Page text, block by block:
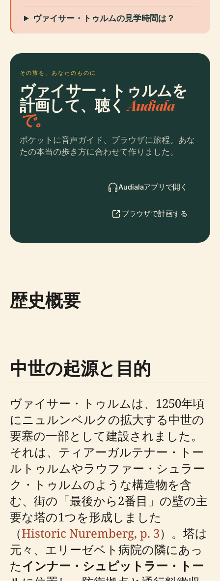
ヴァイサー・トゥルムの見学時間は？
その旅を、あなたのものに
ヴァイサー・トゥルムを
計画して、聴くAudiala
で。
ポケットに音声ガイド、ブラウザに旅程。あな
たの本当の歩き方に合わせて作りました。
Audialaアプリで開く
ブラウザで計画する
歴史概要
中世の起源と目的
ヴァイサー・トゥルムは、1250年頃
にニュルンベルクの拡大する中世の
要塞の一部として建設されました。
それは、ティアーガルテナー・トー
ルトゥルムやラウファー・シュラー
ク・トゥルムのような構造物を含
む、街の「最後から2番目」の壁の主
要な塔の1つを形成しました
（Historic Nuremberg, p. 3）。塔は
元々、エリーゼベト病院の隣にあっ
たインナー・シュピットラー・トー